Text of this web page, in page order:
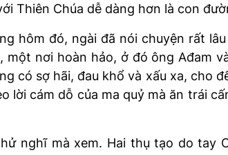
Thiên Chúa dễ dàng hơn là con
hôm đó, ngài đã nói chuyện rất
một nơi hoàn hảo, ở đó ông Ađam
có sợ hãi, đau khổ và xấu xa, cho
lời cám dỗ của ma quỷ mà ăn trái
nghĩ mà xem. Hai thụ tạo do tay